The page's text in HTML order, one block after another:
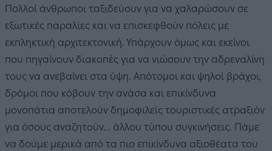
Πολλοί άνθρωποι ταξιδεύουν για να χαλαρώσουν σε
εξωτικές παραλίες και να επισκεφθούν πόλεις με
εκπληκτική αρχιτεκτονική. Υπάρχουν όμως και εκείνοι
που πηγαίνουν διακοπές για να νιώσουν την αδρεναλίνη
τους να ανεβαίνει στα ύψη. Απότομοι και ψηλοί βράχοι,
δρόμοι που κόβουν την ανάσα και επικίνδυνα
μονοπάτια αποτελούν δημοφιλείς τουριστικές ατραξιόν
για όσους αναζητούν... άλλου τύπου συγκινήσεις. Πάμε
να δούμε μερικά από τα πιο επικίνδυνα αξιοθέατα του